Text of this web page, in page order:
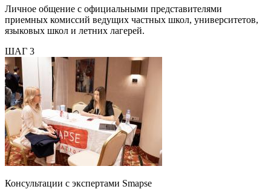
Личное общение с официальными представителями
приемных комиссий ведущих частных школ, университетов,
языковых школ и летних лагерей.
ШАГ 3
Консультации с экспертами Smapse